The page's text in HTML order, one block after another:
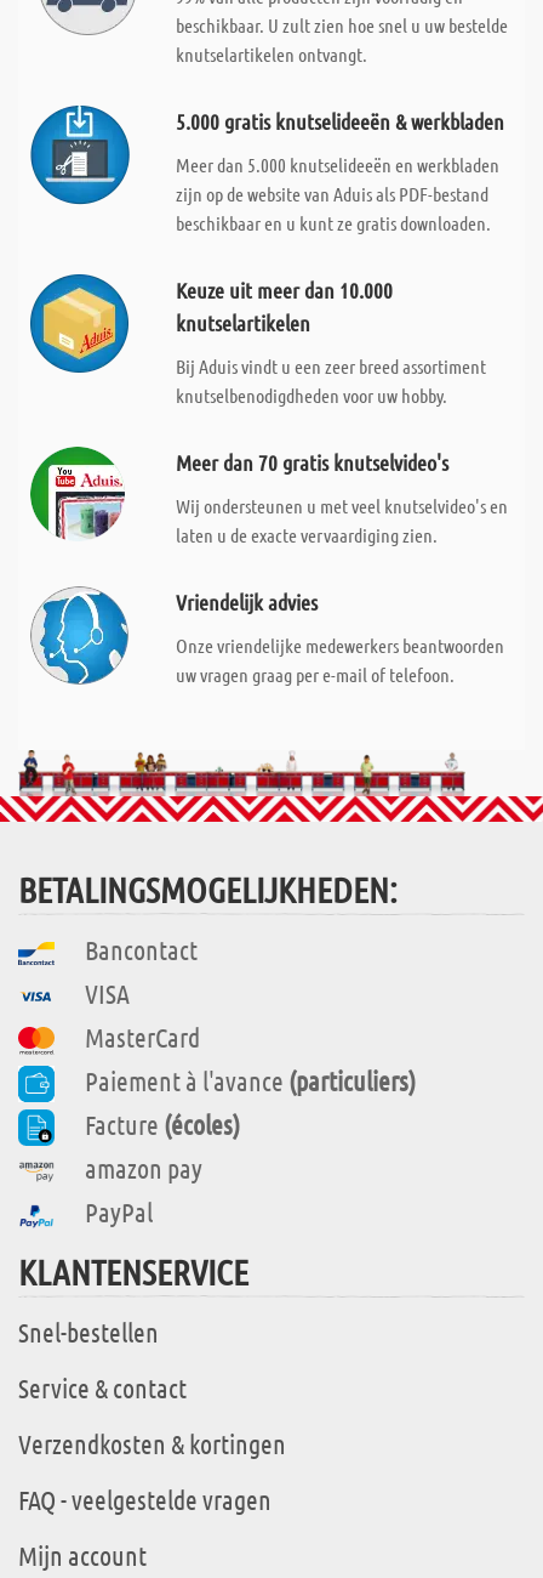
beschikbaar. U zult zien hoe snel u uw bestelde
knutselartikelen ontvangt.
5.000 gratis knutselideeën & werkbladen
Meer dan 5.000 knutselideeën en werkbladen
zijn op de website van Aduis als PDF-bestand
beschikbaar en u kunt ze gratis downloaden.
Keuze uit meer dan 10.000
knutselartikelen
Bij Aduis vindt u een zeer breed assortiment
knutselbenodigdheden voor uw hobby.
Meer dan 70 gratis knutselvideo's
Wij ondersteunen u met veel knutselvideo's en
laten u de exacte vervaardiging zien.
Vriendelijk advies
Onze vriendelijke medewerkers beantwoorden
uw vragen graag per e-mail of telefoon.
BETALINGSMOGELIJKHEDEN:
Bancontact
VISA
MasterCard
Paiement à l'avance (particuliers)
Facture (écoles)
amazon pay
PayPal
KLANTENSERVICE
Snel-bestellen
Service & contact
Verzendkosten & kortingen
FAQ - veelgestelde vragen
Mijn account